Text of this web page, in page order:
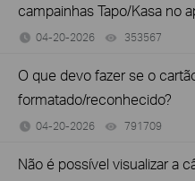
campainhas Tapo/Kasa no
04-20-2026 353567
O que devo fazer se o
formatado/reconhecido?
04-20-2026 791709
Não é possível visualizar a